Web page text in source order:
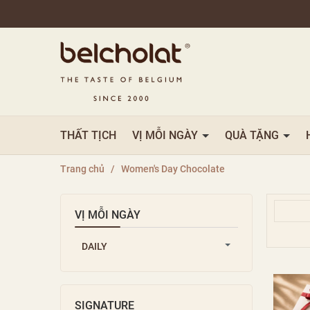
THẤT TỊCH VỊ MỖI NGÀY QUÀ TẶNG
Trang chủ / Women's Day Chocolate
VỊ MỖI NGÀY
DAILY
SIGNATURE